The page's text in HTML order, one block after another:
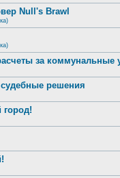
Null's Brawl
за коммунальные
решения
город!